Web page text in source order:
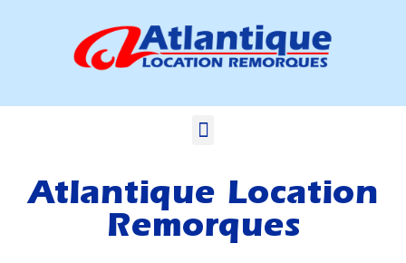
Atlantique Location
Remorques